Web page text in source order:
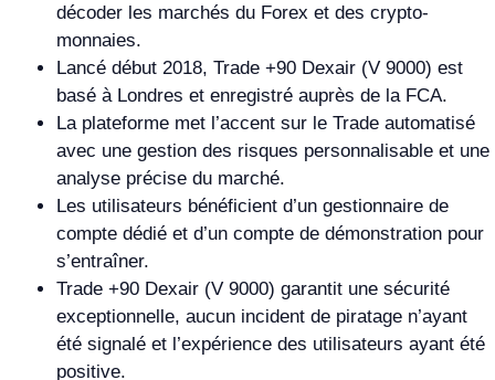
décoder les marchés du Forex et des crypto-
monnaies.
Lancé début 2018, Trade +90 Dexair (V 9000) est
basé à Londres et enregistré auprès de la FCA.
La plateforme met l’accent sur le Trade automatisé
avec une gestion des risques personnalisable et une
analyse précise du marché.
Les utilisateurs bénéficient d’un gestionnaire de
compte dédié et d’un compte de démonstration pour
s’entraîner.
Trade +90 Dexair (V 9000) garantit une sécurité
exceptionnelle, aucun incident de piratage n’ayant
été signalé et l’expérience des utilisateurs ayant été
positive.